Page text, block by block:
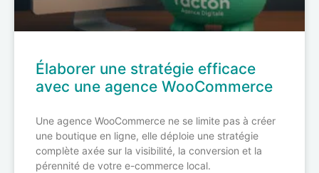
Élaborer une stratégie efficace
avec une agence WooCommerce
Une agence WooCommerce ne se limite pas à créer
une boutique en ligne, elle déploie une stratégie
complète axée sur la visibilité, la conversion et la
pérennité de votre e-commerce local.